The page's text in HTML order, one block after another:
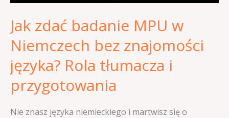
Jak zdać badanie MPU w
Niemczech bez znajomości
języka? Rola tłumacza i
przygotowania
Nie znasz języka niemieckiego i martwisz się o
języka?
Rola
tłumacza
przygotowania